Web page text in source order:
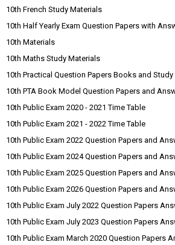
10th French Study Materials
10th Half Yearly Exam Question Papers with
10th Materials
10th Maths Study Materials
10th Practical Question Papers Books and
10th PTA Book Model Question Papers and
10th Public Exam 2020 - 2021 Time Table
10th Public Exam 2021 - 2022 Time Table
10th Public Exam 2022 Question Papers and
10th Public Exam 2024 Question Papers and
10th Public Exam 2025 Question Papers and
10th Public Exam 2026 Question Papers and
10th Public Exam July 2022 Question Papers
10th Public Exam July 2023 Question Papers
10th Public Exam March 2020 Question Papers